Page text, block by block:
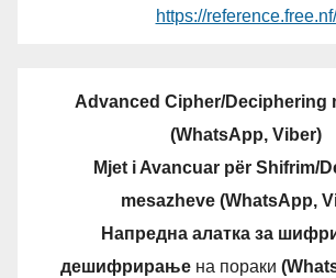
https://reference.free.nf/
Advanced Cipher/Deciphering
(WhatsApp, Viber)
Mjet i Avancuar për Shifrim/
mesazheve (WhatsApp,
Напредна алатка за
дешифрирањена пораки